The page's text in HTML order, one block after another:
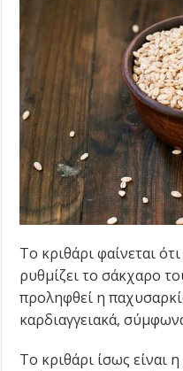
Το κριθάρι φαίνεται
ρυθμίζει το σάκχαρο
προληφθεί η
καρδιαγγειακά,
Το κριθάρι ίσως είναι